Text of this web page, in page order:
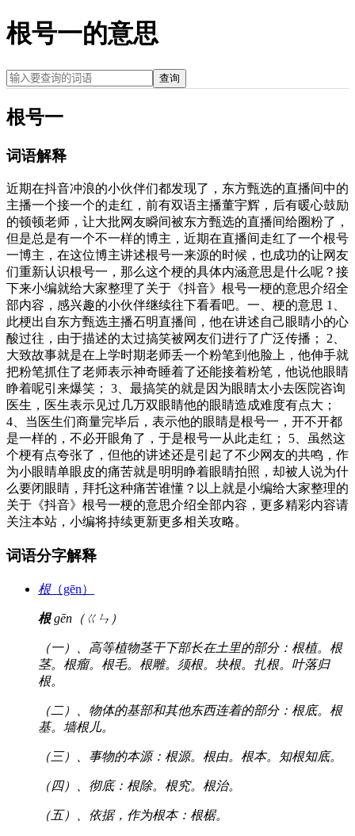
根号一的意思
查询
根号一
词语解释
近期在抖音冲浪的小伙伴们都发现了，东方甄选的直播间中的
主播一个接一个的走红，前有双语主播董宇辉，后有暖心鼓励
的顿顿老师，让大批网友瞬间被东方甄选的直播间给圈粉了，
但是总是有一个不一样的博主，近期在直播间走红了一个根号
一博主，在这位博主讲述根号一来源的时候，也成功的让网友
们重新认识根号一，那么这个梗的具体内涵意思是什么呢？接
下来小编就给大家整理了关于《抖音》根号一梗的意思介绍全
部内容，感兴趣的小伙伴继续往下看看吧。一、梗的意思 1、
此梗出自东方甄选主播石明直播间，他在讲述自己眼睛小的心
酸过往，由于描述的太过搞笑被网友们进行了广泛传播； 2、
大致故事就是在上学时期老师丢一个粉笔到他脸上，他伸手就
把粉笔抓住了老师表示神奇睡着了还能接着粉笔，他说他眼睛
睁着呢引来爆笑； 3、最搞笑的就是因为眼睛太小去医院咨询
医生，医生表示见过几万双眼睛他的眼睛造成难度有点大；
4、当医生们商量完毕后，表示他的眼睛是根号一，开不开都
是一样的，不必开眼角了，于是根号一从此走红； 5、虽然这
个梗有点夸张了，但他的讲述还是引起了不少网友的共鸣，作
为小眼睛单眼皮的痛苦就是明明睁着眼睛拍照，却被人说为什
么要闭眼睛，拜托这种痛苦谁懂？以上就是小编给大家整理的
关于《抖音》根号一梗的意思介绍全部内容，更多精彩内容请
关注本站，小编将持续更新更多相关攻略。
词语分字解释
根（gēn）
根gēn（ㄍㄣ）
（一）、高等植物茎干下部长在土里的部分：根植。根
茎。根瘤。根毛。根雕。须根。块根。扎根。叶落归
根。
（二）、物体的基部和其他东西连着的部分：根底。根
基。墙根儿。
（三）、事物的本源：根源。根由。根本。知根知底。
（四）、彻底：根除。根究。根治。
（五）、依据，作为根本：根椐。